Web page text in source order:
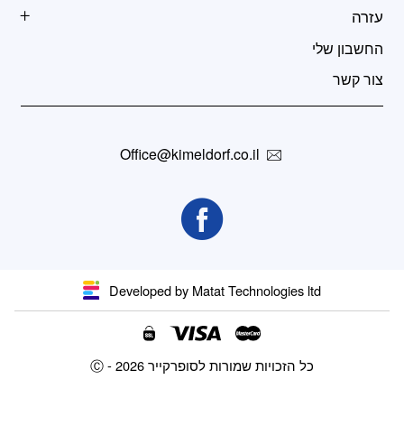
עזרה
החשבון שלי
צור קשר
Office@kimeldorf.co.il
Developed by Matat Technologies ltd
Ⓒ - כל הזכויות שמורות לסופרקייר 2026